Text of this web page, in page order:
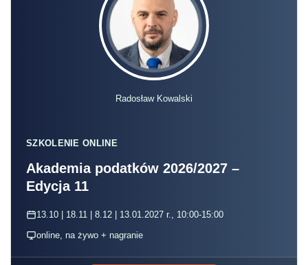
Radosław Kowalski
SZKOLENIE ONLINE
Akademia podatków 2026/2027 –
Edycja 11
13.10 | 18.11 | 8.12 | 13.01.2027 r., 10:00-15:00
online, na żywo + nagranie